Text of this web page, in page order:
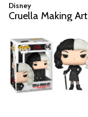
Disney
Cruella Making Art